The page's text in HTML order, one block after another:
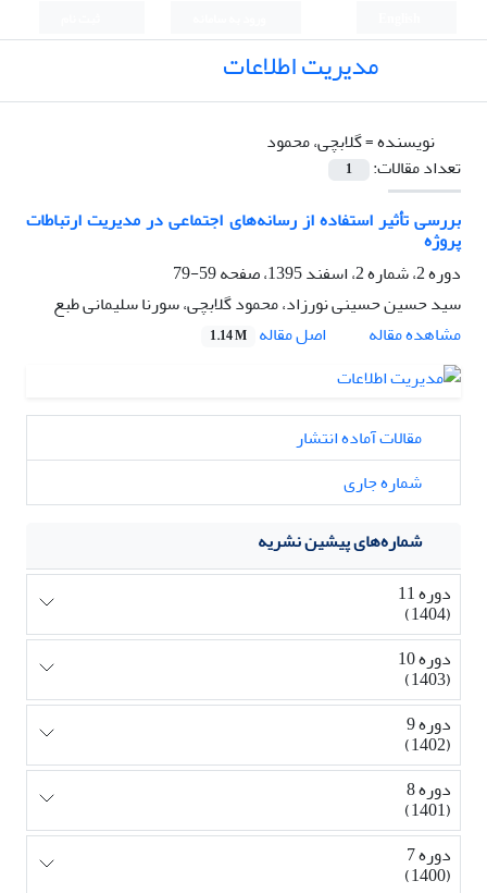
مدیریت اطلاعات
نویسنده =گلابچی، محمود
تعداد مقالات:
1
بررسی تأثیر استفاده از رسانه‌های اجتماعی در مدیریت ارتباطات
پروژه
دوره 2، شماره 2، اسفند 1395، صفحه
59-79
سید حسین حسینی نورزاد، محمود گلابچی، سورنا سلیمانی طبع
مشاهده مقاله
اصل مقاله 1.14 M
مقالات آماده انتشار
شماره جاری
شماره‌های پیشین نشریه
دوره 11
(1404)
دوره 10
(1403)
دوره 9
(1402)
دوره 8
(1401)
دوره 7
(1400)